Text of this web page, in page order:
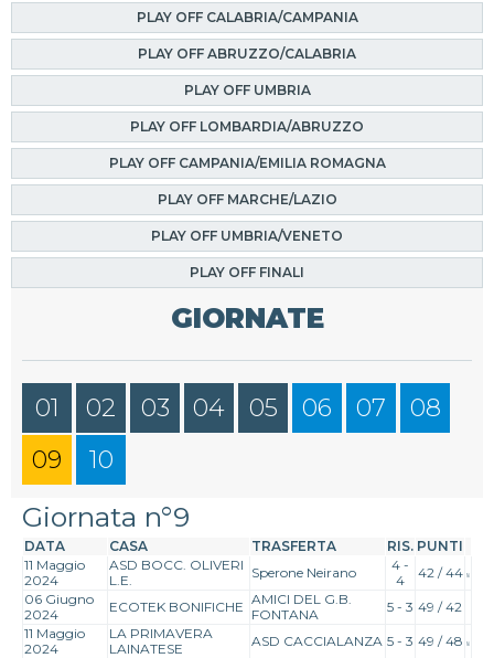
PLAY OFF CALABRIA/CAMPANIA
PLAY OFF ABRUZZO/CALABRIA
PLAY OFF UMBRIA
PLAY OFF LOMBARDIA/ABRUZZO
PLAY OFF CAMPANIA/EMILIA ROMAGNA
PLAY OFF MARCHE/LAZIO
PLAY OFF UMBRIA/VENETO
PLAY OFF FINALI
GIORNATE
01 02 03 04 05 06 07
08
09
10
Giornata n°9
DATA CASA TRASFERTA RIS. PUNTI
11 Maggio
2024
ASD BOCC. OLIVERI
L.E.
Sperone Neirano
4 -
4
42 / 44
06 Giugno
2024
ECOTEK BONIFICHE AMICI DEL G.B.
FONTANA
5 - 3 49 / 42
11 Maggio
2024
LA PRIMAVERA
LAINATESE
ASD CACCIALANZA 5 - 3 49 / 48